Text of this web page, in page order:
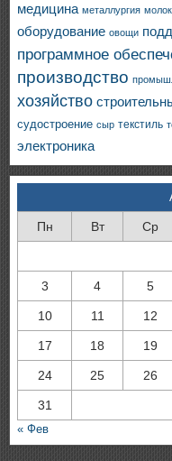
медицина металлургия
оборудование овощи
программное
производство
хозяйство
судостроение сыр текстиль
электроника
Пн Вт Ср
3 4 5
10 11 12
17 18 19
24 25 26
31
« Фев